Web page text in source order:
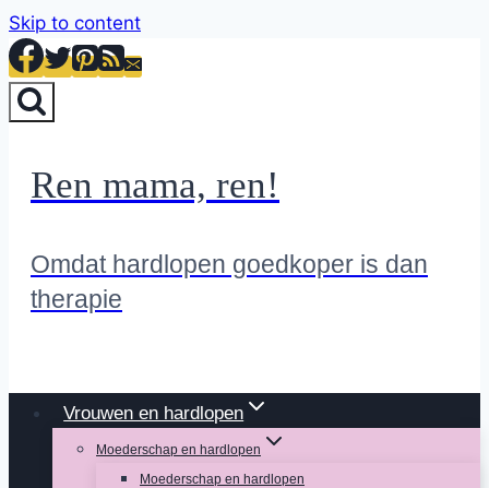
Skip to content
Ren mama, ren!
Omdat hardlopen goedkoper is dan
therapie
Vrouwen en hardlopen
Moederschap en hardlopen
Moederschap en hardlopen